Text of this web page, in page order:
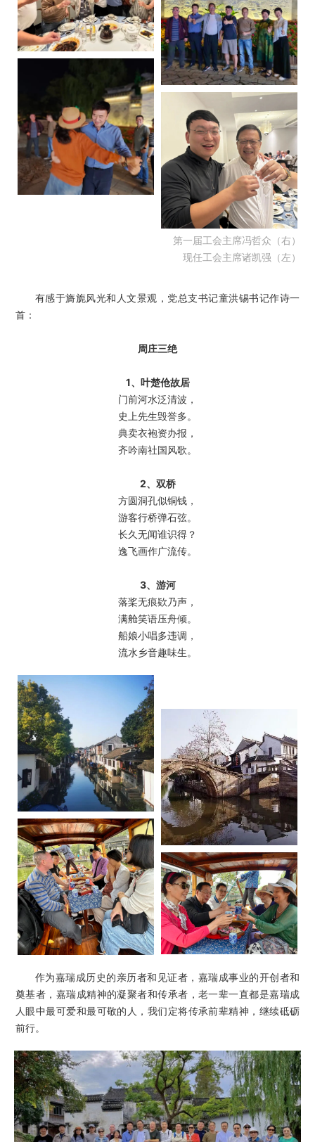
第一届工会主席冯哲众（右）
现任工会主席诸凯强（左）
有感于旖旎风光和人文景观，党总支书记童洪锡书记作诗一
首：
周庄三绝
1、叶楚伧故居
门前河水泛清波，
史上先生毁誉多。
典卖衣袍资办报，
齐吟南社国风歌。
2、双桥
方圆洞孔似铜钱，
游客行桥弹石弦。
长久无闻谁识得？
逸飞画作广流传。
3、游河
落桨无痕欵乃声，
满舱笑语压舟倾。
船娘小唱多违调，
流水乡音趣味生。
作为嘉瑞成历史的亲历者和见证者，嘉瑞成事业的开创者和
奠基者，嘉瑞成精神的凝聚者和传承者，老一辈一直都是嘉瑞成
人眼中最可爱和最可敬的人，我们定将传承前辈精神，继续砥砺
前行。